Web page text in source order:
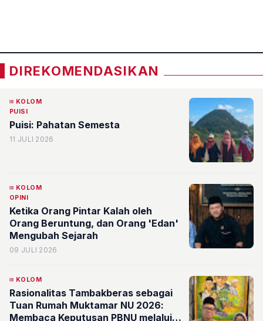
DIREKOMENDASIKAN
KOLOM
PUISI
Puisi: Pahatan Semesta
11 JULI 2026
KOLOM
OPINI
Ketika Orang Pintar Kalah oleh
Orang Beruntung, dan Orang 'Edan'
Mengubah Sejarah
09 JULI 2026
KOLOM
Rasionalitas Tambakberas sebagai
Tuan Rumah Muktamar NU 2026:
Membaca Keputusan PBNU melalui